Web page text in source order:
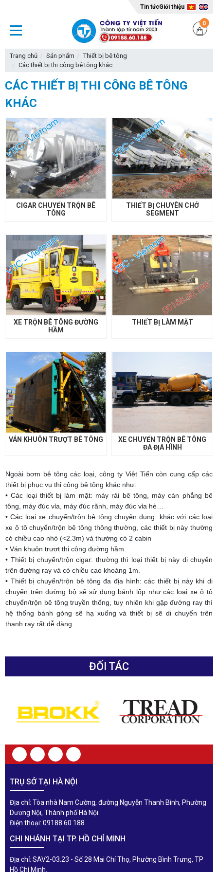
Tin tứcGiới thiệu
0
Trang chủ Sản phẩm
Thiết bị bê tông
Các thiết bị thi công bê tông khác
CÁC THIẾT BỊ THI CÔNG BÊ TÔNG
KHÁC
CIGAR CHUYỂN TRỘN BÊ
TÔNG
THIẾT BỊ CHUYÊN CHỞ
SEGMENT
XE TRỘN BÊ TÔNG ĐƯỜNG
HẦM
THIẾT BỊ LÀM MẶT
VÁN KHUÔN TRƯỢT BÊ TÔNG
XE CHUYỂN TRỘN BÊ TÔNG
ĐA ĐỊA HÌNH
Ngoài bơm bê tông các loại, công ty Việt Tiến còn cung cấp các
thiết bị phục vụ thi công bê tông khác như:
•Các loại thiết bị làm mặt: máy rải bê tông, máy cán phẳng bê
tông, máy đúc vỉa, máy đúc rãnh, máy đúc vỉa hè…
• Các loại xe chuyển/trộn bê tông chuyên dụng: khác với các loại
xe ô tô chuyển/trộn bê tông thông thường, các thiết bị này thường
có chiều cao nhỏ (<2.3m) và thường có 2 cabin
• Ván khuôn trượt thi công đường hầm.
• Thiết bị chuyển/trộn cigar: thường thì loại thiết bị này di chuyển
trên đường ray và có chiều cao khoảng 1m.
• Thiết bị chuyển/trộn bê tông đa địa hình: các thiết bị này khi di
chuyển trên đường bộ sẽ sử dụng bánh lốp như các loại xe ô tô
chuyển/trộn bê tông truyền thống, tuy nhiên khi gặp đường ray thì
hệ thống bánh gòng sẽ hạ xuống và thiết bị sẽ di chuyển trên
thanh ray rất dễ dàng.
ĐỐI TÁC
TRỤ SỞ TẠI HÀ NỘI
Địa chỉ: Tòa nhà Nam Cường, đường Nguyễn Thanh Bình, Phường
Dương Nội, Thành phố Hà Nội.
Điện thoại: 09188 60 188
CHI NHÁNH TẠI TP. HỒ CHÍ MINH
Địa chỉ: SAV2-03.23 - Số 28 Mai Chí Thọ, Phường Bình Trưng, TP
Hồ Chí Minh.